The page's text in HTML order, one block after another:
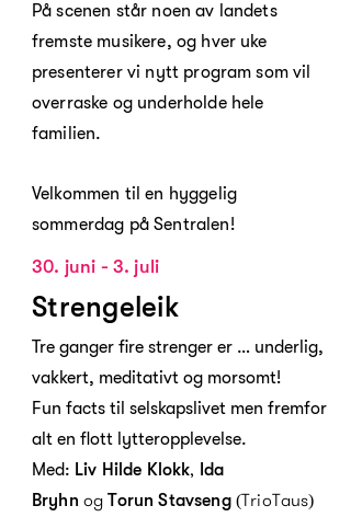
På scenen står noen av landets
fremste musikere, og hver uke
presenterer vi nytt program som vil
overraske og underholde hele
familien.
Velkommen til en hyggelig
sommerdag på Sentralen!
30. juni - 3. juli
Strengeleik
Tre ganger fire strenger er … underlig,
vakkert, meditativt og morsomt!
Fun facts til selskapslivet men fremfor
alt en flott lytteropplevelse.
Med: Liv Hilde Klokk, Ida
Bryhn ogTorun Stavseng(TrioTaus)